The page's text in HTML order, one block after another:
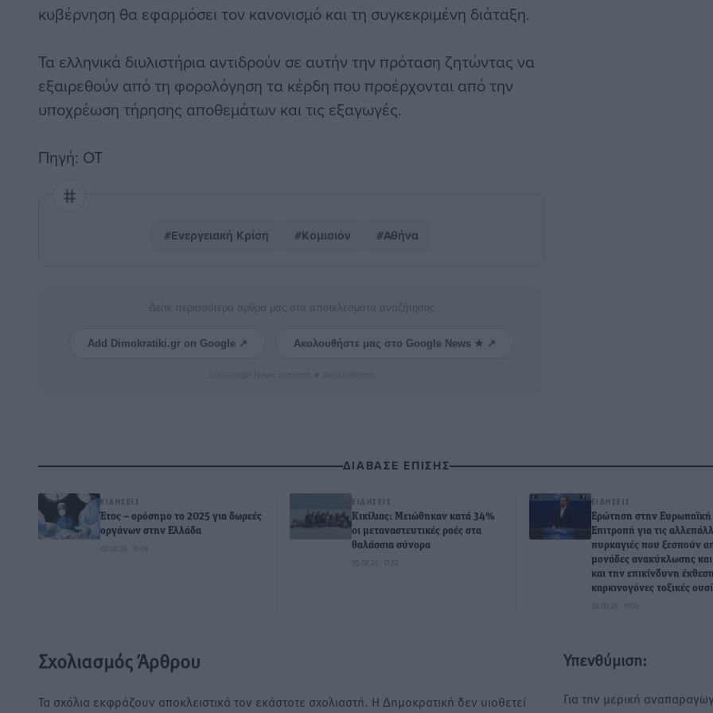
κυβέρνηση θα εφαρμόσει τον κανονισμό και τη συγκεκριμένη διάταξη.
Τα ελληνικά διυλιστήρια αντιδρούν σε αυτήν την πρόταση ζητώντας να
εξαιρεθούν από τη φορολόγηση τα κέρδη που προέρχονται από την
υποχρέωση τήρησης αποθεμάτων και τις εξαγωγές.
Πηγή: ΟΤ
#Ενεργειακή Κρίση #Κομισιόν #Αθήνα
Δείτε περισσότερα άρθρα μας στα αποτελέσματα αναζήτησης
Add Dimokratiki.gr on Google ↗ Ακολουθήστε μας στο Google News ★ ↗
ΔΙΑΒΑΣΕ ΕΠΙΣΗΣ
ΕΙΔΉΣΕΙΣ
Έτος – ορόσημο το 2025 για δωρεές
οργάνων στην Ελλάδα
05.08.26 · 19:04
ΕΙΔΉΣΕΙΣ
Κικίλιας: Μειώθηκαν κατά 34%
οι μεταναστευτικές ροές στα
θαλάσσια σύνορα
05.08.26 · 17:32
ΕΙΔΉΣΕΙΣ
Ερώτηση στην Ευρωπαϊκή
Επιτροπή για τις
πυρκαγιές που ξεσπούν
μονάδες ανακύκλωσης
και την επικίνδυνη
καρκινογόνες τοξικές
05.08.26 · 17:09
Σχολιασμός Άρθρου
Τα σχόλια εκφράζουν αποκλειστικά τον εκάστοτε σχολιαστή. Η Δημοκρατική δεν υιοθετεί
Υπενθύμιση:
Για την μερική